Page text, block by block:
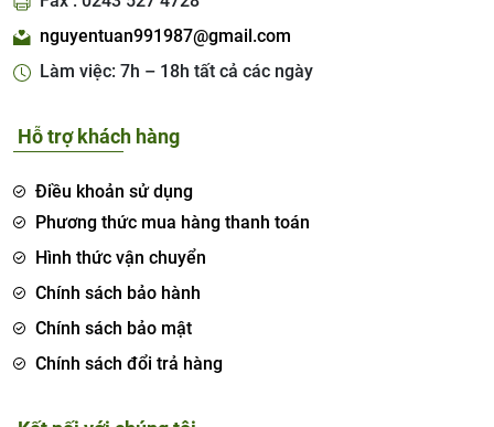
nguyentuan991987@gmail.com
Làm việc: 7h – 18h tất cả các ngày
Hỗ trợ khách hàng
Điều khoản sử dụng
Phương thức mua hàng thanh toán
Hình thức vận chuyển
Chính sách bảo hành
Chính sách bảo mật
Chính sách đổi trả hàng